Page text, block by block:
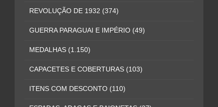
REVOLUÇÃO DE 1932 (374)
GUERRA PARAGUAI E IMPÉRIO (49)
MEDALHAS (1.150)
CAPACETES E COBERTURAS (103)
ITENS COM DESCONTO (110)